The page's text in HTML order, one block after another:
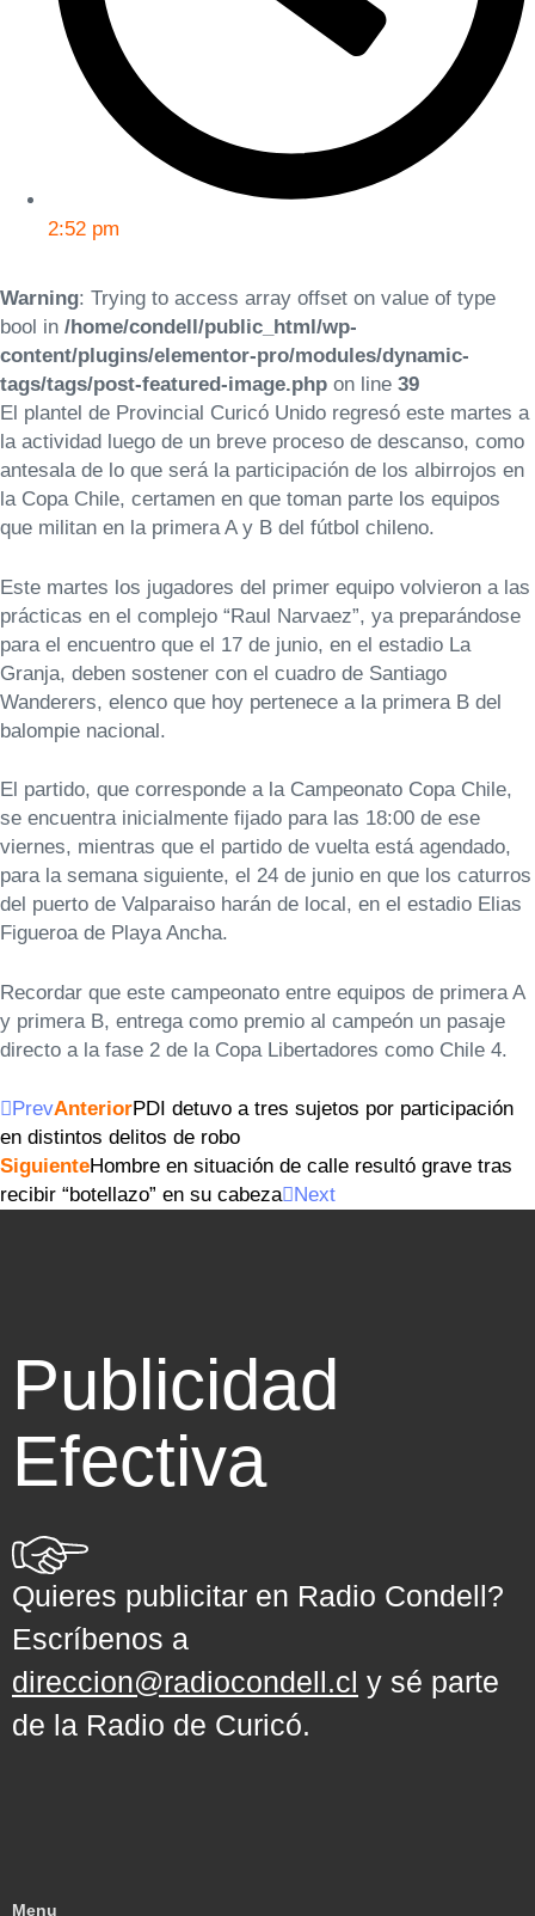
2:52 pm
Warning: Trying to access array offset on value of type
bool in /home/condell/public_html/wp-
content/plugins/elementor-pro/modules/dynamic-
tags/tags/post-featured-image.php on line 39
El plantel de Provincial Curicó Unido regresó este martes a
la actividad luego de un breve proceso de descanso, como
antesala de lo que será la participación de los albirrojos en
la Copa Chile, certamen en que toman parte los equipos
que militan en la primera A y B del fútbol chileno.
Este martes los jugadores del primer equipo volvieron a las
prácticas en el complejo “Raul Narvaez”, ya preparándose
para el encuentro que el 17 de junio, en el estadio La
Granja, deben sostener con el cuadro de Santiago
Wanderers, elenco que hoy pertenece a la primera B del
balompie nacional.
El partido, que corresponde a la Campeonato Copa Chile,
se encuentra inicialmente fijado para las 18:00 de ese
viernes, mientras que el partido de vuelta está agendado,
para la semana siguiente, el 24 de junio en que los caturros
del puerto de Valparaiso harán de local, en el estadio Elias
Figueroa de Playa Ancha.
Recordar que este campeonato entre equipos de primera A
y primera B, entrega como premio al campeón un pasaje
directo a la fase 2 de la Copa Libertadores como Chile 4.
PrevAnteriorPDI detuvo a tres sujetos por participación
en distintos delitos de robo
SiguienteHombre en situación de calle resultó grave tras
recibir “botellazo” en su cabeza
Next
Publicidad
Efectiva
Quieres publicitar en Radio Condell?
Escríbenos a
direccion@radiocondell.cl y sé parte
de la Radio de Curicó.
Menu